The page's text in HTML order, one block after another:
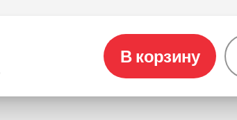
В корзину